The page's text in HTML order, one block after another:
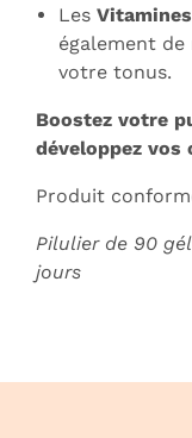
Les
également
votre tonus.
Boostez votre
développez vos
Produit
Pilulier de 90
jours